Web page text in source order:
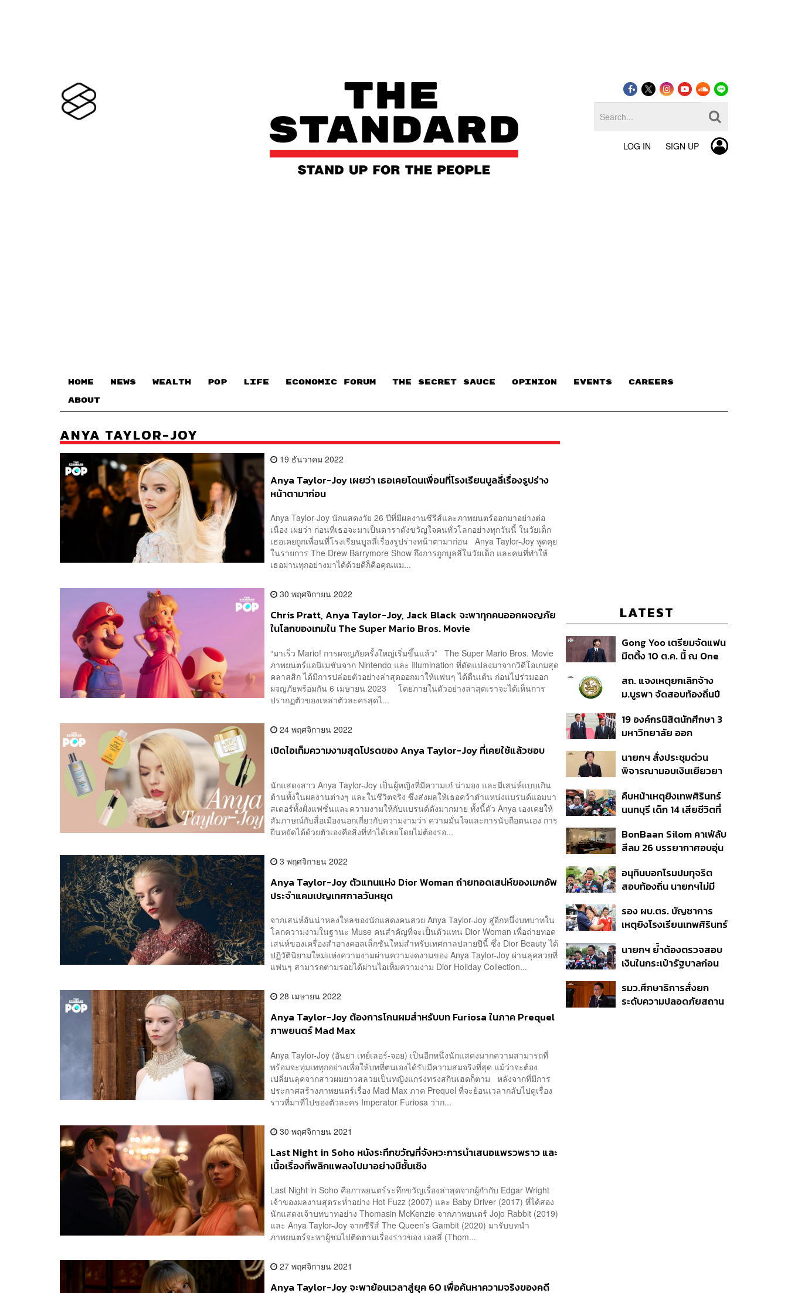
LOG IN SIGN UP
HOME NEWS WEALTH POP LIFE ECONOMIC FORUM THE SECRET SAUCE​ OPINION EVENTS CAREERS
ABOUT
ANYA TAYLOR-JOY
19 ธันวาคม 2022
Anya Taylor-Joy เผยว่า เธอเคยโดนเพื่อนที่โรงเรียนบูลลี่เรื่องรูปร่าง
หน้าตามาก่อน
Anya Taylor-Joy นักแสดงวัย 26 ปีที่มีผลงานซีรีส์และภาพยนตร์ออกมาอย่างต่อ
เนื่อง เผยว่า ก่อนที่เธอจะมาเป็นดาราดังขวัญใจคนทั่วโลกอย่างทุกวันนี้ ในวัยเด็ก
เธอเคยถูกเพื่อนที่โรงเรียนบูลลี่เรื่องรูปร่างหน้าตามาก่อน Anya Taylor-Joy พูดคุย
ในรายการ The Drew Barrymore Show ถึงการถูกบูลลี่ในวัยเด็ก และคนที่ทำให้
เธอผ่านทุกอย่างมาได้ด้วยดีก็คือคุณแม...
30 พฤศจิกายน 2022
Chris Pratt, Anya Taylor-Joy, Jack Black จะพาทุกคนออกผจญภัย
ในโลกของเกมใน The Super Mario Bros. Movie
“มาเร็ว Mario! การผจญภัยครั้งใหญ่เริ่มขึ้นแล้ว” The Super Mario Bros. Movie
ภาพยนตร์แอนิเมชันจาก Nintendo และ Illumination ที่ดัดแปลงมาจากวิดีโอเกมสุด
คลาสสิก ได้มีการปล่อยตัวอย่างล่าสุดออกมาให้แฟนๆ ได้ตื่นเต้น ก่อนไปร่วมออก
ผจญภัยพร้อมกัน 6 เมษายน 2023 โดยภายในตัวอย่างล่าสุดเราจะได้เห็นการ
ปรากฏตัวของเหล่าตัวละครสุดไ...
24 พฤศจิกายน 2022
เปิดไอเท็มความงามสุดโปรดของ Anya Taylor-Joy ที่เคยใช้แล้วชอบ
นักแสดงสาว Anya Taylor-Joy เป็นผู้หญิงที่มีความเก๋ น่ามอง และมีเสน่ห์แบบเกิน
ต้านทั้งในผลงานต่างๆ และในชีวิตจริง ซึ่งส่งผลให้เธอคว้าตำแหน่งแบรนด์แอมบา
สเดอร์ทั้งฝั่งแฟชั่นและความงามให้กับแบรนด์ดังมากมาย ทั้งนี้ตัว Anya เองเคยให้
สัมภาษณ์กับสื่อเมืองนอกเกี่ยวกับความงามว่า ความมั่นใจและการนับถือตนเอง การ
ยืนหยัดได้ด้วยตัวเองคือสิ่งที่ทำได้เลยโดยไม่ต้องรอ...
3 พฤศจิกายน 2022
Anya Taylor-Joy ตัวแทนแห่ง Dior Woman ถ่ายทอดเสน่ห์ของเมกอัพ
ประจำแคมเปญเทศกาลวันหยุด
จากเสน่ห์อันน่าหลงใหลของนักแสดงคนสวย Anya Taylor-Joy สู่อีกหนึ่งบทบาทใน
โลกความงามในฐานะ Muse คนสำคัญที่จะเป็นตัวแทน Dior Woman เพื่อถ่ายทอด
เสน่ห์ของเครื่องสำอางคอลเล็กชันใหม่สำหรับเทศกาลปลายปีนี้ ซึ่ง Dior Beauty ได้
ปฏิวัตินิยามใหม่แห่งความงามผ่านความงดงามของ Anya Taylor-Joy ผ่านลุคสวยที่
แฟนๆ สามารถตามรอยได้ผ่านไอเท็มความงาม Dior Holiday Collection...
28 เมษายน 2022
Anya Taylor-Joy ต้องการโกนผมสำหรับบท Furiosa ในภาค Prequel
ภาพยนตร์ Mad Max
Anya Taylor-Joy (อันยา เทย์เลอร์-จอย) เป็นอีกหนึ่งนักแสดงมากความสามารถที่
พร้อมจะทุ่มเททุกอย่างเพื่อให้บทที่ตนเองได้รับมีความสมจริงที่สุด แม้ว่าจะต้อง
เปลี่ยนลุคจากสาวผมยาวสลวยเป็นหญิงแกร่งทรงสกินเฮดก็ตาม หลังจากที่มีการ
ประกาศสร้างภาพยนตร์เรื่อง Mad Max ภาค Prequel ที่จะย้อนเวลากลับไปดูเรื่อง
ราวที่มาที่ไปของตัวละคร Imperator Furiosa ว่าก...
30 พฤศจิกายน 2021
Last Night in Soho หนังระทึกขวัญที่จังหวะการนำเสนอแพรวพราว และ
เนื้อเรื่องที่พลิกแพลงไปมาอย่างมีชั้นเชิง
Last Night in Soho คือภาพยนตร์ระทึกขวัญเรื่องล่าสุดจากผู้กำกับ Edgar Wright
เจ้าของผลงานสุดระห่ำอย่าง Hot Fuzz (2007) และ Baby Driver (2017) ที่ได้สอง
นักแสดงเจ้าบทบาทอย่าง Thomasin McKenzie จากภาพยนตร์ Jojo Rabbit (2019)
และ Anya Taylor-Joy จากซีรีส์ The Queen’s Gambit (2020) มารับบทนำ
ภาพยนตร์จะพาผู้ชมไปติดตามเรื่องราวของ เอลลี่ (Thom...
27 พฤศจิกายน 2021
Anya Taylor-Joy จะพาย้อนเวลาสู่ยุค 60 เพื่อค้นหาความจริงของคดี
LATEST
Gong Yoo เตรียมจัดแฟน
มีตติ้ง 10 ต.ค. นี้ ณ One
สถ. แจงเหตุยกเลิกจ้าง
ม.บูรพา จัดสอบท้องถิ่นปี
19 องค์กรนิสิตนักศึกษา 3
มหาวิทยาลัย ออก
รัฐบาลต้อนรับ ‘มิน อ่อง
หล่าย’
นายกฯ สั่งประชุมด่วน
พิจารณามอบเงินเยียวยา
ลบ. ทุพพลภาพ 7 แสนบาท
บาดเจ็บสาหัส 2 แสนบาท
บาท
คืบหน้าเหตุยิงเทพศิรินทร์
นนทบุรี เด็ก 14 เสียชีวิตที่
เสียชีวิต 5 ราย เจ็บ 22
ราย
BonBaan Silom คาเฟ่ลับ
สีลม 26 บรรยากาศอบอุ่น
อนุทินบอกโรมปมทุจริต
สอบท้องถิ่น นายกฯไม่มี
คนผิดมาลงโทษ
รอง ผบ.ตร. บัญชาการ
เหตุยิงโรงเรียนเทพศิรินทร์
ยืนยันไร้คนติดค้าง พบศพ
ปู่-ย่าที่บ้านพักผู้ก่อเหตุ
นายกฯ ย้ำต้องตรวจสอบ
เงินในกระเป๋ารัฐบาลก่อน
เฟส 2 หรือปรับเกณฑ์
50:50 ยันเงินคงคลัง
รมว.ศึกษาธิการสั่งยก
ระดับความปลอดภัยสถาน